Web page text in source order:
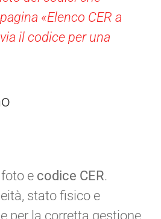
«Elenco CER a
il codice per una
e codice CER.
stato fisico e
per la corretta gestione.